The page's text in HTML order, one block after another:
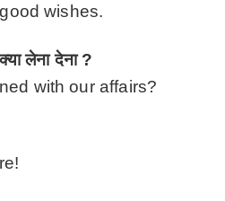
wishes.
लेना देना ?
with our affairs?